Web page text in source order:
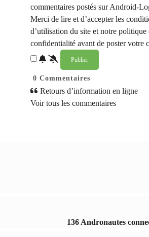
commentaires postés sur Android-
Merci de lire et d’accepter les
d’utilisation du site et notre politique
confidentialité avant de poster votre
0 Commentaires
Retours d’information en ligne
Voir tous les commentaires
136 Andronautes